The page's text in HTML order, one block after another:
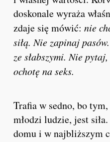
doskonale wyraża
zdaje się mówić:nie
siłą. Nie zapinaj
ze słabszymi. Nie
ochotę na seks.
Trafia w sedno, bo
młodzi ludzie, jest
domu i w najbliższym